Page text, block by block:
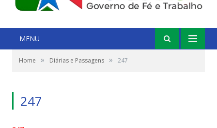
MENU
Home » Diárias e Passagens » 247
247